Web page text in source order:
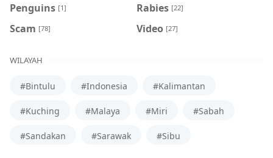
Penguins [1] Rabies [22]
Scam [78] Video [27]
WILAYAH
#Bintulu #Indonesia #Kalimantan
#Kuching #Malaya #Miri #Sabah
#Sandakan #Sarawak #Sibu